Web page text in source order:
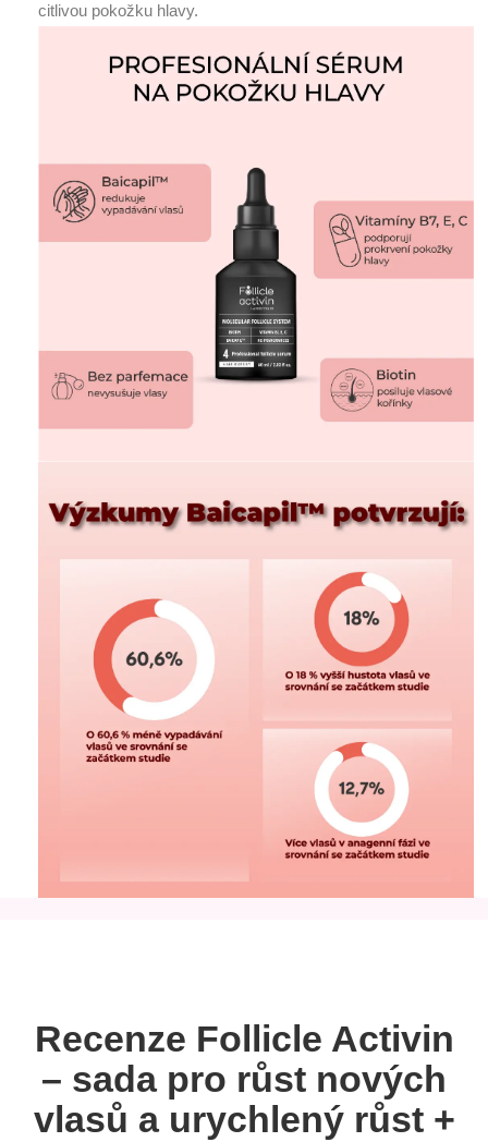
citlivou pokožku hlavy.
Recenze Follicle Activin
– sada pro růst nových
vlasů a urychlený růst +